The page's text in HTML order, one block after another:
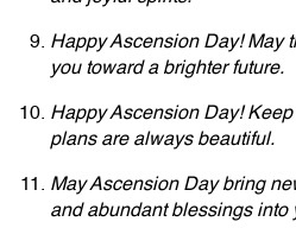
Happy Ascension Day! May
you toward a brighter future.
Happy Ascension Day!
plans are always beautiful.
May Ascension Day bring
and abundant blessings into